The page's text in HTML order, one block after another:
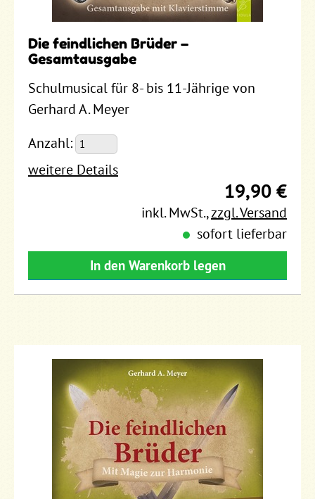
Die feindlichen Brüder –
Gesamtausgabe
Schulmusical für 8- bis 11-Jährige von
Gerhard A. Meyer
Anzahl:
weitere Details
19,90 €
inkl. MwSt.,zzgl. Versand
sofort lieferbar
In den Warenkorb legen